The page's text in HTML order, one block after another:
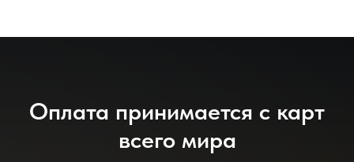
Оплата принимается с карт
всего мира